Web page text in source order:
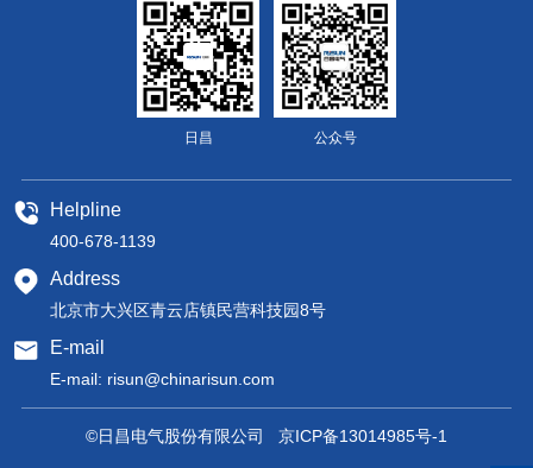
日昌 公众号
Helpline
400-678-1139
Address
北京市大兴区青云店镇民营科技园8号
E-mail
E-mail: risun@chinarisun.com
©日昌电气股份有限公司 京ICP备13014985号-1